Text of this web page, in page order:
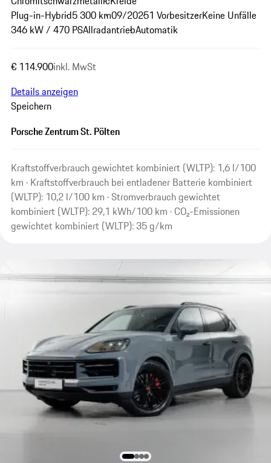
Plug-in-Hybrid5 300 km09/20251 VorbesitzerKeine Unfälle
346 kW / 470 PSAllradantriebAutomatik
€ 114.900inkl. MwSt
Details anzeigen
Speichern
Porsche Zentrum St. Pölten
Kraftstoffverbrauch gewichtet kombiniert (WLTP): 1,6 l/100
km · Kraftstoffverbrauch bei entladener Batterie kombiniert
(WLTP): 10,2 l/100 km · Stromverbrauch gewichtet
kombiniert (WLTP): 29,1 kWh/100 km · CO₂-Emissionen
gewichtet kombiniert (WLTP): 35 g/km